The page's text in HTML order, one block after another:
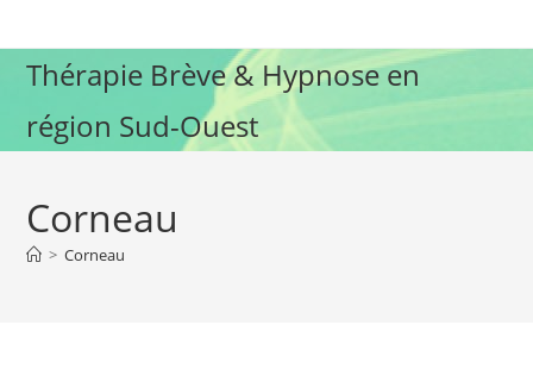
to
contentThérapie Brève & Hypnose en
région Sud-Ouest
Corneau
> Corneau